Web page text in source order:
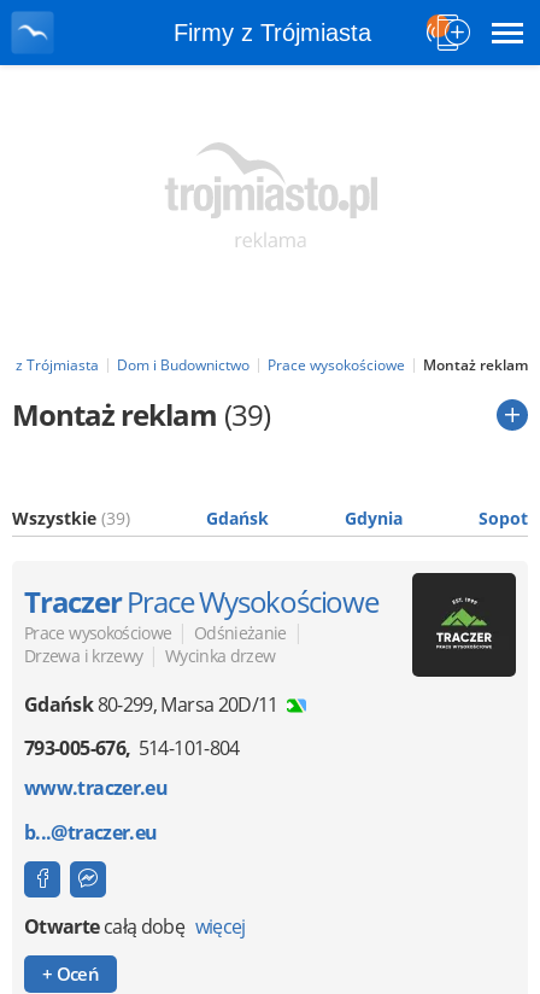
Firmy z Trójmiasta
z Trójmiasta Dom i Budownictwo Prace wysokościowe Montaż reklam
Montaż reklam (39)
Wszystkie (39) Gdańsk Gdynia Sopot
TraczerPrace Wysokościowe
Prace wysokościowe | Odśnieżanie |
Drzewa i krzewy | Wycinka drzew
Gdańsk80-299,Marsa 20D/11
793-005-676 514-101-804
www.traczer.eu
b...@traczer.eu
Otwartecałą dobę więcej
+ Oceń